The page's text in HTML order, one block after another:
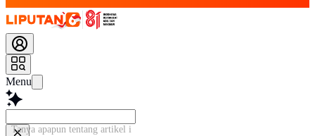
Menu
Tanya apapun tentang artikel ini...